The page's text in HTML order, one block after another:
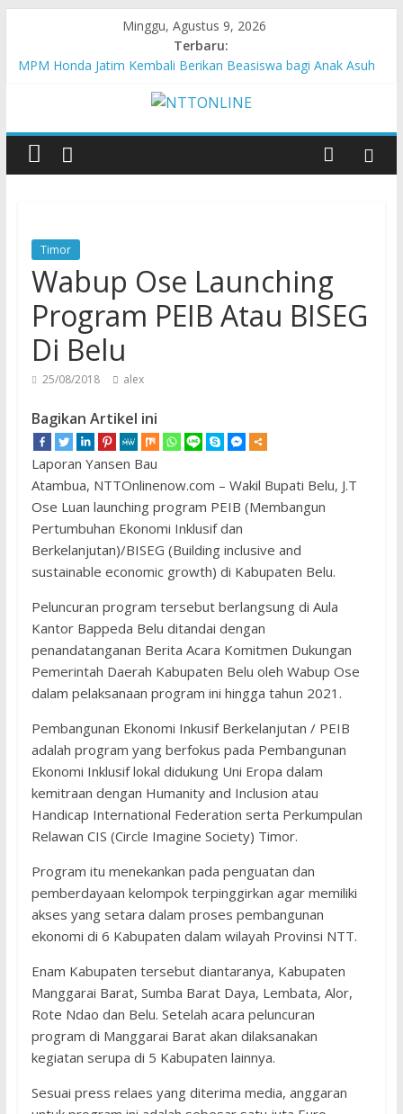
Minggu, Agustus 9, 2026
Terbaru:
MPM Honda Jatim Kembali Berikan Beasiswa bagi Anak Asuh
MPM Honda Jatim Bersama YBSI Berikan Pemeriksaan dan
Cross Border, Belu Garda Terdepan NKRI, Harus Jadi Pusat
Pertumbuhan Pariwisata
Timor
Wabup Ose Launching
Program PEIB Atau BISEG
Di Belu
25/08/2018 alex
Bagikan Artikel ini
Laporan Yansen Bau
Atambua, NTTOnlinenow.com – Wakil Bupati Belu, J.T
Ose Luan launching program PEIB (Membangun
Pertumbuhan Ekonomi Inklusif dan
Berkelanjutan)/BISEG (Building inclusive and
sustainable economic growth) di Kabupaten Belu.
Peluncuran program tersebut berlangsung di Aula
Kantor Bappeda Belu ditandai dengan
penandatanganan Berita Acara Komitmen Dukungan
Pemerintah Daerah Kabupaten Belu oleh Wabup Ose
dalam pelaksanaan program ini hingga tahun 2021.
Pembangunan Ekonomi Inkusif Berkelanjutan / PEIB
adalah program yang berfokus pada Pembangunan
Ekonomi Inklusif lokal didukung Uni Eropa dalam
kemitraan dengan Humanity and Inclusion atau
Handicap International Federation serta Perkumpulan
Relawan CIS (Circle Imagine Society) Timor.
Program itu menekankan pada penguatan dan
pemberdayaan kelompok terpinggirkan agar memiliki
akses yang setara dalam proses pembangunan
ekonomi di 6 Kabupaten dalam wilayah Provinsi NTT.
Enam Kabupaten tersebut diantaranya, Kabupaten
Manggarai Barat, Sumba Barat Daya, Lembata, Alor,
Rote Ndao dan Belu. Setelah acara peluncuran
program di Manggarai Barat akan dilaksanakan
kegiatan serupa di 5 Kabupaten lainnya.
Sesuai press relaes yang diterima media, anggaran